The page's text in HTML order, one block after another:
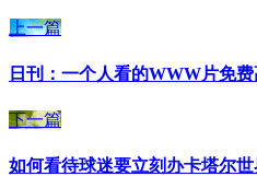
上一篇
日刊：一个人看的WWW片免
下一篇
如何看待球迷要立刻办卡塔尔